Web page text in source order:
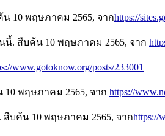
น 10 พฤษภาคม 2565, จากhttps://
. สืบค้น 10 พฤษภาคม 2565, จาก
www.gotoknow.org/posts/233001
พฤษภาคม 2565, จาก https://
บค้น 10 พฤษภาคม 2565, จากhttps://